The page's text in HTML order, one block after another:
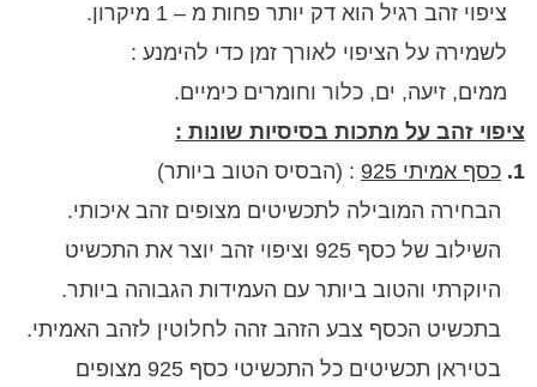
רגיל הוא דק יותר פחות מ – 1 מיקרון.
על הציפוי לאורך זמן כדי להימנע :
זיעה, ים, כלור וחומרים כימיים.
זהב על מתכות בסיסיות שונות :
925
: (הבסיס הטוב ביותר)
המובילה לתכשיטים מצופים זהב איכותי.
כסף 925 וציפוי זהב יוצר את התכשיט
והטוב ביותר עם העמידות הגבוהה ביותר.
הכסף צבע הזהב זהה לחלוטין לזהב האמיתי.
תכשיטים כל התכשיטי כסף 925 מצופים